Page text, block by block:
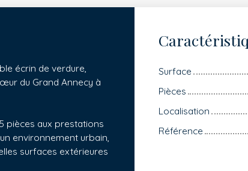
écrin de verdure,
du Grand Annecy à
pièces aux prestations
environnement urbain,
surfaces extérieures
Surface
Pièces
Localisation
Référence